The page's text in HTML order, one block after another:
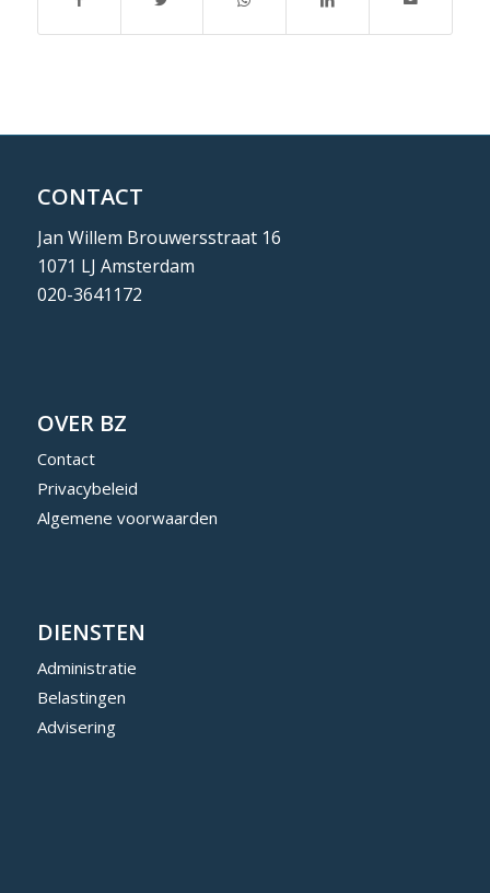
CONTACT
Jan Willem Brouwersstraat 16
1071 LJ Amsterdam
020-3641172
OVER BZ
Contact
Privacybeleid
Algemene voorwaarden
DIENSTEN
Administratie
Belastingen
Advisering